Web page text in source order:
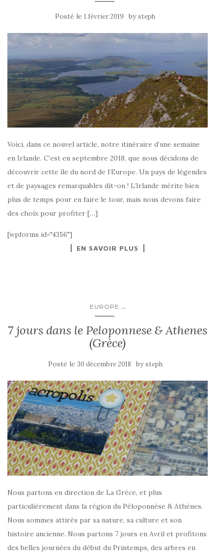
Posté le 1 février 2019 bysteph
Voici, dans ce nouvel article, notre itinéraire d’une semaine
en Irlande. C’est en septembre 2018, que nous décidons de
découvrir cette île du nord de l’Europe. Un pays de légendes
et de paysages remarquables dit-on ! L’Irlande mérite bien
plus de temps pour en faire le tour, mais nous devons faire
des choix pour profiter […]
[wpforms id="4356"]
EN SAVOIR PLUS
EUROPE ...
7 jours dans le Peloponnese & Athenes
(Grèce)
Posté le 30 décembre 2018 bysteph
Nous partons en direction de La Grèce, et plus
particulièrement dans la région du Péloponnèse & Athènes.
Nous sommes attirés par sa nature, sa culture et son
histoire ancienne. Nous partons 7 jours en Avril et profitons
des belles journées du début du Printemps, des arbres en